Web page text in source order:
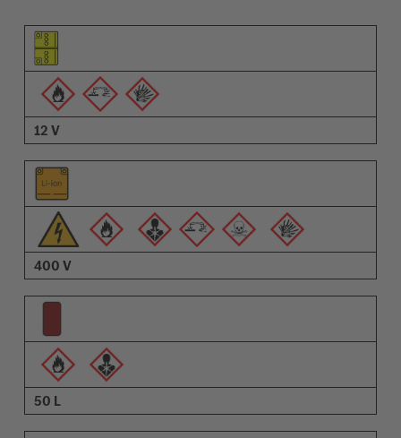
Pittogramma dell'elemento
Pittogrammi degli avvisi
Descrizione
12 V
400 V
50 L